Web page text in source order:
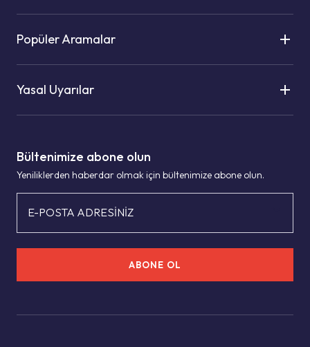
Bültenimize abone olun
Yeniliklerden haberdar olmak için bültenimize abone olun.
E-POSTA ADRESİNİZ
ABONE OL
Popüler Aramalar
Yasal Uyarılar